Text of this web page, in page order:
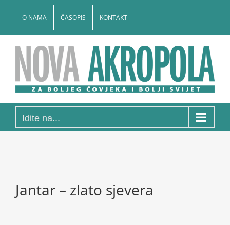
O NAMA ČASOPIS KONTAKT
Idite na...
Jantar – zlato sjevera